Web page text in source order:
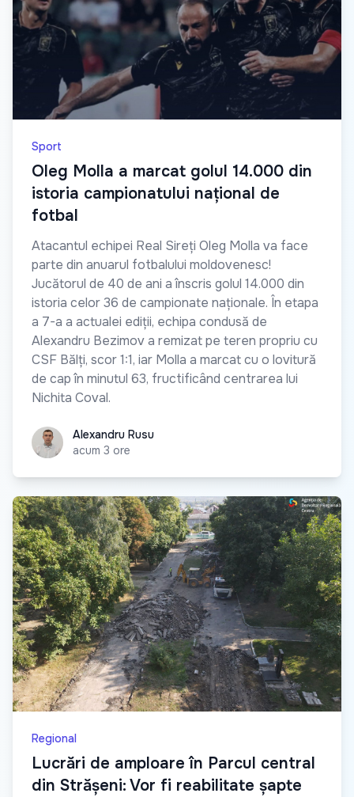
Sport
Oleg Molla a marcat golul 14.000 din
istoria campionatului național de
fotbal
Atacantul echipei Real Sireți Oleg Molla va face
parte din anuarul fotbalului moldovenesc!
Jucătorul de 40 de ani a înscris golul 14.000 din
istoria celor 36 de campionate naționale. În etapa
a 7-a a actualei ediții, echipa condusă de
Alexandru Bezimov a remizat pe teren propriu cu
CSF Bălți, scor 1:1, iar Molla a marcat cu o lovitură
de cap în minutul 63, fructificând centrarea lui
Nichita Coval.
Alexandru Rusu
Alexandru Rusu
acum 3 ore
Regional
Lucrări de amploare în Parcul central
din Strășeni: Vor fi reabilitate șapte